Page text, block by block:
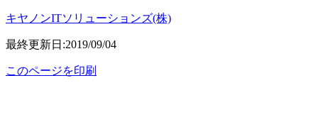
キヤノンITソリューションズ(株)
最終更新日:2019/09/04
このページを印刷